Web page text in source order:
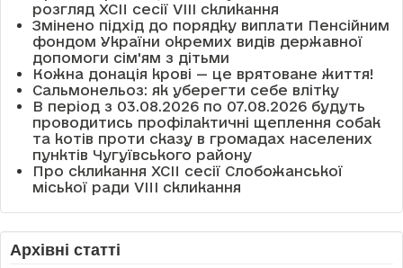
розгляд XCII сесії VІІІ скликання
Змінено підхід до порядку виплати Пенсійним
фондом України окремих видів державної
допомоги сім'ям з дітьми
Кожна донація крові — це врятоване життя!
Сальмонельоз: як уберегти себе влітку
В період з 03.08.2026 по 07.08.2026 будуть
проводитись профілактичні щеплення собак
та котів проти сказу в громадах населених
пунктів Чугуївського району
Про скликання XCII сесії Слобожанської
міської ради VIII скликання
Архівні статті